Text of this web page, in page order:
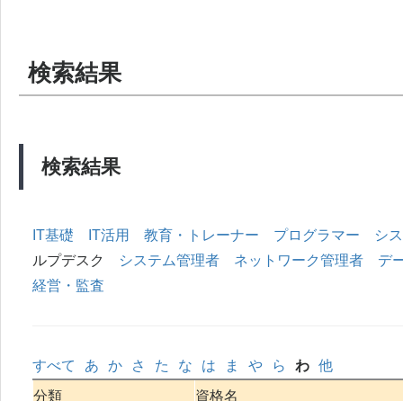
検索結果
検索結果
IT基礎 IT活用 教育・トレーナー プログラマー
シ
ルプデスク
システム管理者 ネットワーク管理者
デ
経営・監査
すべて あ か さ た な は ま や ら わ 他
分類
資格名